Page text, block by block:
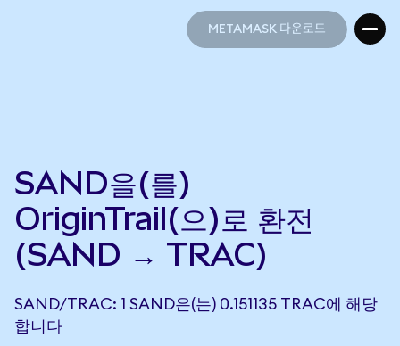
METAMASK 다운로드
SAND을(를)
OriginTrail(으)로 환전
(SAND → TRAC)
SAND/TRAC: 1 SAND은(는) 0.151135 TRAC에 해당
합니다